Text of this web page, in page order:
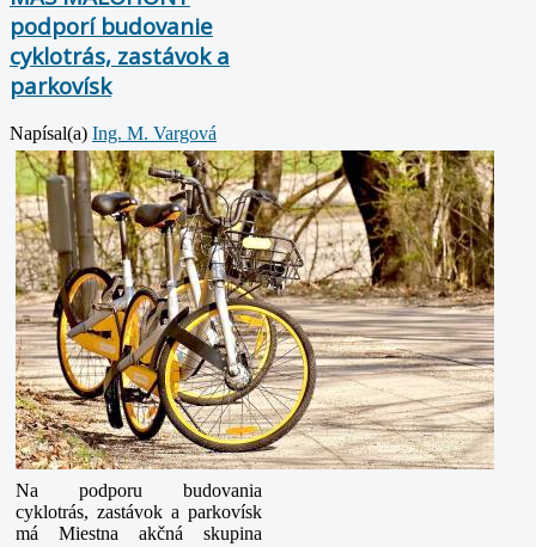
podporí budovanie
cyklotrás, zastávok a
parkovísk
Napísal(a) Ing. M. Vargová
Na podporu budovania
cyklotrás, zastávok a parkovísk
má Miestna akčná skupina